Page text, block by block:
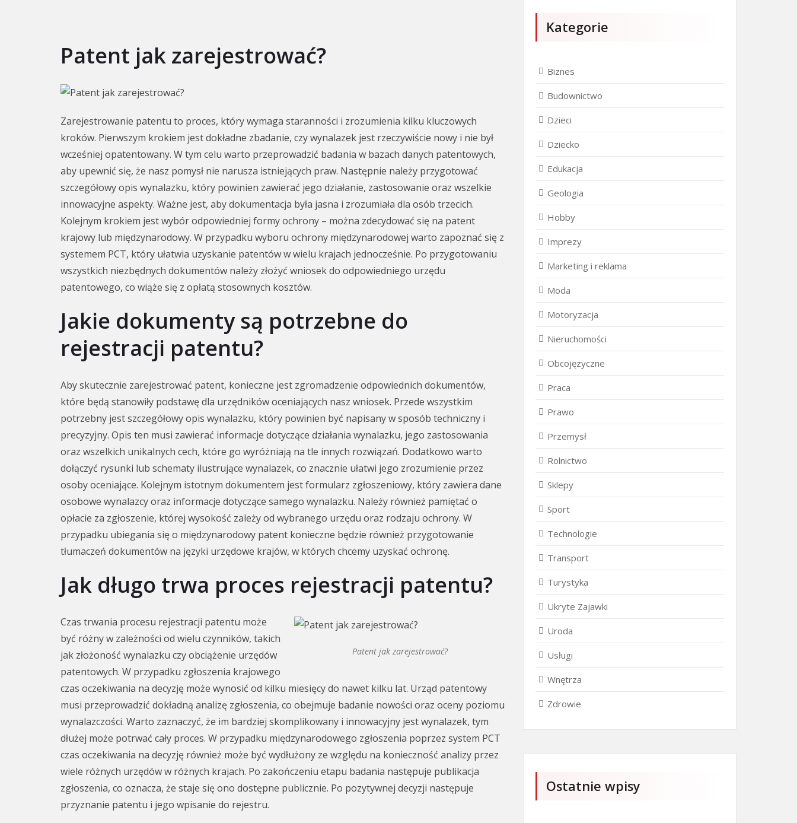
Patent jak zarejestrować?
Zarejestrowanie patentu to proces, który wymaga staranności i zrozumienia kilku kluczowych
kroków. Pierwszym krokiem jest dokładne zbadanie, czy wynalazek jest rzeczywiście nowy i nie był
wcześniej opatentowany. W tym celu warto przeprowadzić badania w bazach danych patentowych,
aby upewnić się, że nasz pomysł nie narusza istniejących praw. Następnie należy przygotować
szczegółowy opis wynalazku, który powinien zawierać jego działanie, zastosowanie oraz wszelkie
innowacyjne aspekty. Ważne jest, aby dokumentacja była jasna i zrozumiała dla osób trzecich.
Kolejnym krokiem jest wybór odpowiedniej formy ochrony – można zdecydować się na patent
krajowy lub międzynarodowy. W przypadku wyboru ochrony międzynarodowej warto zapoznać się z
systemem PCT, który ułatwia uzyskanie patentów w wielu krajach jednocześnie. Po przygotowaniu
wszystkich niezbędnych dokumentów należy złożyć wniosek do odpowiedniego urzędu
patentowego, co wiąże się z opłatą stosownych kosztów.
Jakie dokumenty są potrzebne do
rejestracji patentu?
Aby skutecznie zarejestrować patent, konieczne jest zgromadzenie odpowiednich dokumentów,
które będą stanowiły podstawę dla urzędników oceniających nasz wniosek. Przede wszystkim
potrzebny jest szczegółowy opis wynalazku, który powinien być napisany w sposób techniczny i
precyzyjny. Opis ten musi zawierać informacje dotyczące działania wynalazku, jego zastosowania
oraz wszelkich unikalnych cech, które go wyróżniają na tle innych rozwiązań. Dodatkowo warto
dołączyć rysunki lub schematy ilustrujące wynalazek, co znacznie ułatwi jego zrozumienie przez
osoby oceniające. Kolejnym istotnym dokumentem jest formularz zgłoszeniowy, który zawiera dane
osobowe wynalazcy oraz informacje dotyczące samego wynalazku. Należy również pamiętać o
opłacie za zgłoszenie, której wysokość zależy od wybranego urzędu oraz rodzaju ochrony. W
przypadku ubiegania się o międzynarodowy patent konieczne będzie również przygotowanie
tłumaczeń dokumentów na języki urzędowe krajów, w których chcemy uzyskać ochronę.
Jak długo trwa proces rejestracji patentu?
Patent jak zarejestrować?
Czas trwania procesu rejestracji patentu może
być różny w zależności od wielu czynników, takich
jak złożoność wynalazku czy obciążenie urzędów
patentowych. W przypadku zgłoszenia krajowego
czas oczekiwania na decyzję może wynosić od kilku miesięcy do nawet kilku lat. Urząd patentowy
musi przeprowadzić dokładną analizę zgłoszenia, co obejmuje badanie nowości oraz oceny poziomu
wynalazczości. Warto zaznaczyć, że im bardziej skomplikowany i innowacyjny jest wynalazek, tym
dłużej może potrwać cały proces. W przypadku międzynarodowego zgłoszenia poprzez system PCT
czas oczekiwania na decyzję również może być wydłużony ze względu na konieczność analizy przez
wiele różnych urzędów w różnych krajach. Po zakończeniu etapu badania następuje publikacja
zgłoszenia, co oznacza, że staje się ono dostępne publicznie. Po pozytywnej decyzji następuje
przyznanie patentu i jego wpisanie do rejestru.
Kategorie
Biznes
Budownictwo
Dzieci
Dziecko
Edukacja
Geologia
Hobby
Imprezy
Marketing i reklama
Moda
Motoryzacja
Nieruchomości
Obcojęzyczne
Praca
Prawo
Przemysł
Rolnictwo
Sklepy
Sport
Technologie
Transport
Turystyka
Ukryte Zajawki
Uroda
Usługi
Wnętrza
Zdrowie
Ostatnie wpisy